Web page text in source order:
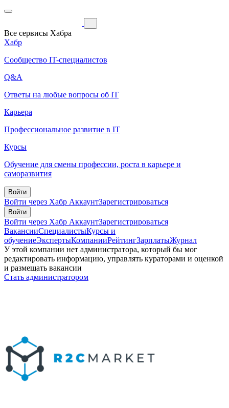
Все сервисы Хабра
Хабр
Сообщество IT-специалистов
Q&A
Ответы на любые вопросы об IT
Карьера
Профессиональное развитие в IT
Курсы
Обучение для смены профессии, роста в карьере и
саморазвития
Войти
Войти через Хабр АккаунтЗарегистрироваться
Войти
Войти через Хабр АккаунтЗарегистрироваться
ВакансииСпециалистыКурсы и
обучениеЭкспертыКомпанииРейтингЗарплатыЖурнал
У этой компании нет администратора, который бы мог
редактировать информацию, управлять кураторами и оценкой
и размещать вакансии
Стать администратором